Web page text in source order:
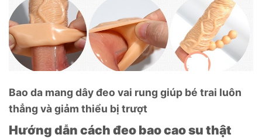
Bao da mang dây đeo vai rung giúp bé trai luôn
thẳng và giảm thiểu bị trượt
Hướng dẫn cách đeo bao cao su thật